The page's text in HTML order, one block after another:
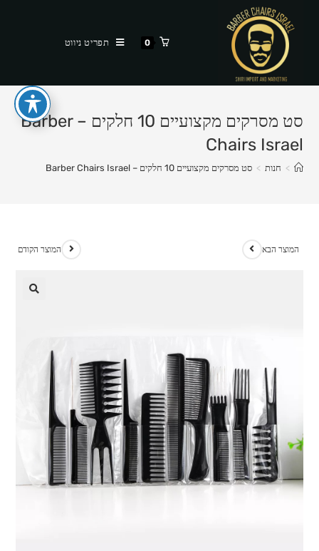
content
0 תפריט ניווט
סט מסרקים מקצועיים 10 חלקים – Barber
Chairs Israel
> חנות > סט מסרקים מקצועיים 10 חלקים – Barber Chairs Israel
המוצר הקודם המוצר הבא